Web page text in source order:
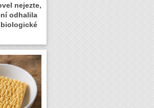
nejezte,
odhalila